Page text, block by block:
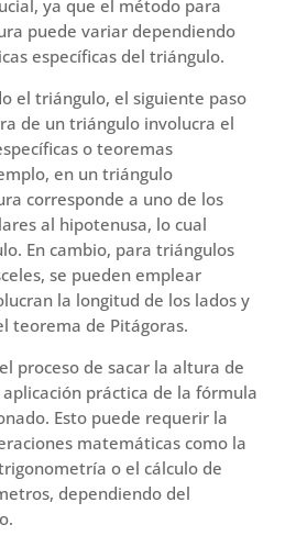
ya que el método para
puede variar dependiendo
específicas del triángulo.
el triángulo, el siguiente paso
de un triángulo involucra el
o teoremas
en un triángulo
corresponde a uno de los
al hipotenusa, lo cual
En cambio, para triángulos
se pueden emplear
la longitud de los lados y
teorema de Pitágoras.
proceso de sacar la altura de
práctica de la fórmula
Esto puede requerir la
matemáticas como la
o el cálculo de
dependiendo del